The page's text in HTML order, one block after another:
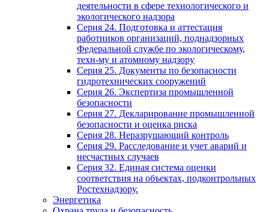
деятельности в сфере технологического и
экологического надзора
Серия 24. Подготовка и аттестация
работников организаций, поднадзорных
Федеральной службе по экологическому,
техн-му и атомному надзору
Серия 25. Документы по безопасности
гидротехнических сооружений
Серия 26. Экспертиза промышленной
безопасности
Серия 27. Декларирование промышленной
безопасности и оценка риска
Серия 28. Неразрушающий контроль
Серия 29. Расследование и учет аварий и
несчастных случаев
Серия 32. Единая система оценки
соответствия на объектах, подконтрольных
Ростехнадзору.
Энергетика